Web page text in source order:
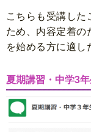
こちらも受講した
ため、内容定着の
を始める方に適し
夏期講習・中学3